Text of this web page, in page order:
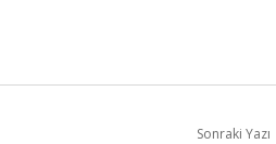
Sonraki Yazı